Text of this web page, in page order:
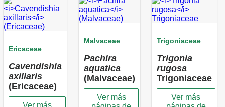
Ericaceae
Cavendishia
axillaris
(Ericaceae)
Malvaceae
Pachira
aquatica
(Malvaceae)
Ver más
Trigoniaceae
Trigonia
rugosa
Trigoniaceae
Ver más